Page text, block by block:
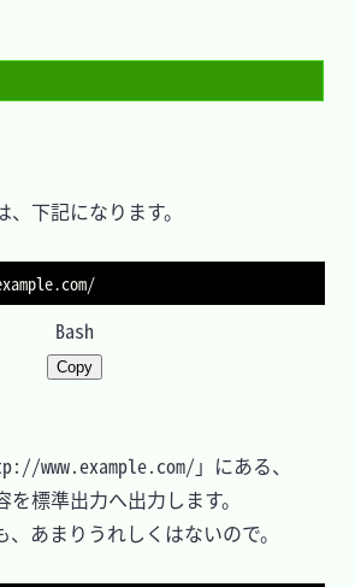
下記になります。
Bash
Copy
www.example.com/」にある、
標準出力へ出力します。
あまりうれしくはないので。